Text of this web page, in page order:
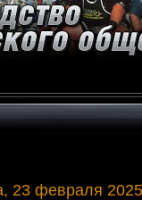
23 февраля 2025